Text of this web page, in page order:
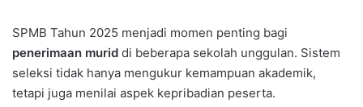
SPMB Tahun 2025 menjadi momen penting bagi
penerimaan murid di beberapa sekolah unggulan. Sistem
seleksi tidak hanya mengukur kemampuan akademik,
tetapi juga menilai aspek kepribadian peserta.